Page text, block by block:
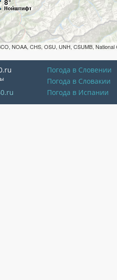
NOAA, CHS, OSU, UNH, CSUMB, National
Погода в Словении
Погода в Словакии
Погода в Испании